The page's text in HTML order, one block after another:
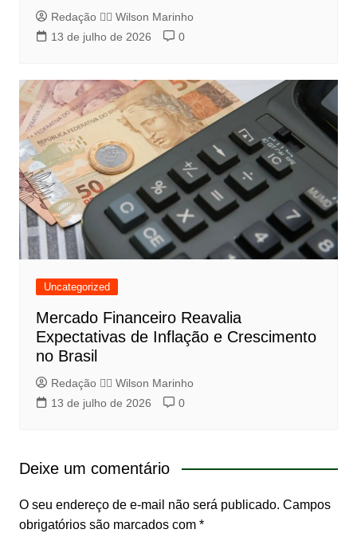
Redação 👨‍⚖️​ Wilson Marinho
13 de julho de 2026
0
Uncategorized
Mercado Financeiro Reavalia
Expectativas de Inflação e Crescimento
no Brasil
Redação 👨‍⚖️​ Wilson Marinho
13 de julho de 2026
0
Deixe um comentário
O seu endereço de e-mail não será publicado. Campos
obrigatórios são marcados com *